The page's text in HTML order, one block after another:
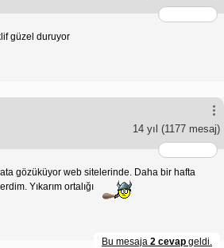
güzel duruyor
14 yıl (1177 mesaj)
gözüküyor web sitelerinde. Daha bir hafta
Yıkarım ortalığı
Bu mesaja 2 cevap geldi.